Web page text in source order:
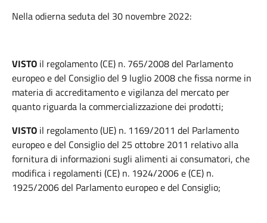
Nella odierna seduta del 30 novembre 2022:
VISTO il regolamento (CE) n. 765/2008 del Parlamento
europeo e del Consiglio del 9 luglio 2008 che fissa norme in
materia di accreditamento e vigilanza del mercato per
quanto riguarda la commercializzazione dei prodotti;
VISTO il regolamento (UE) n. 1169/2011 del Parlamento
europeo e del Consiglio del 25 ottobre 2011 relativo alla
fornitura di informazioni sugli alimenti ai consumatori, che
modifica i regolamenti (CE) n. 1924/2006 e (CE) n.
1925/2006 del Parlamento europeo e del Consiglio;